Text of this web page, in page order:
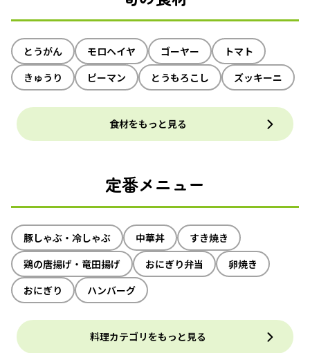
とうがん モロヘイヤ ゴーヤー
トマト
きゅうり
ピーマン とうもろこし ズッキーニ
食材をもっと見る
定番メニュー
豚しゃぶ・冷しゃぶ 中華丼
すき焼き
鶏の唐揚げ・竜田揚げ
おにぎり弁当
卵焼き
おにぎり
ハンバーグ
料理カテゴリをもっと見る